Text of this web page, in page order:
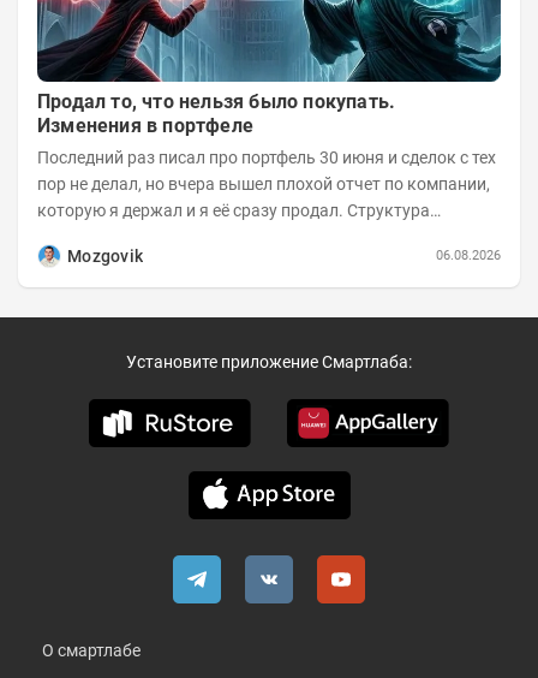
Продал то, что нельзя было покупать.
Изменения в портфеле
Последний раз писал про портфель 30 июня и сделок с тех
пор не делал, но вчера вышел плохой отчет по компании,
которую я держал и я её сразу продал. Структура
Mozgovik
06.08.2026
Установите приложение Смартлаба:
О смартлабе